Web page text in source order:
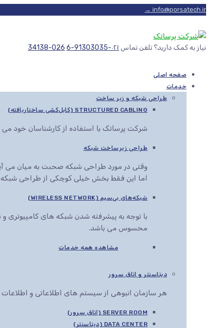
info@porsatech.ir →
نیاز به کمک دارید؟ تلفن تماس ۰۲۱-91303035-6 026-34138
صفحه اصلی
خدمات
طراحی شبکه و زیر ساخت
STRUCTURED CABLING (کابل‌کشی ساختاریافته)
شرکت پرساتک با استفاده از کارشناسان خود
طراحی زیرساخت شبکه
وقتی در مورد طراحی شبکه صحبت به میان می
اما این فقط بخش خیلی کوچکی از طراحی
شبکه‌های بی‌سیم (WIRELESS NETWORK)
با توجه به پیشرفته شدن شبکه های کامپیوتری
محسوس می باشد.
مشاهده همه خدمات
دیتاسنتر و اتاق سرور
هر سازمان انبوهی از سیستم های اطلاعاتی و
SERVER ROOM (اتاق سرور)
DATA CENTER (دیتاسنتر)